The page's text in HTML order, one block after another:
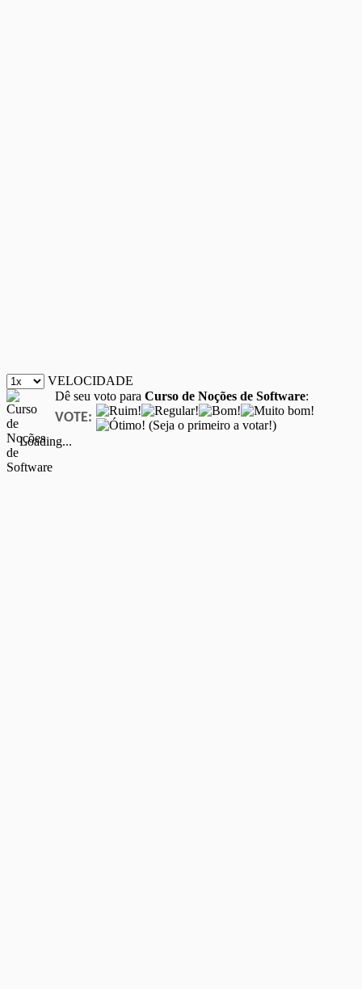
VELOCIDADE
Dê seu voto para Curso de Noções de Software:
VOTE:
(Seja o primeiro a votar!)
Loading...